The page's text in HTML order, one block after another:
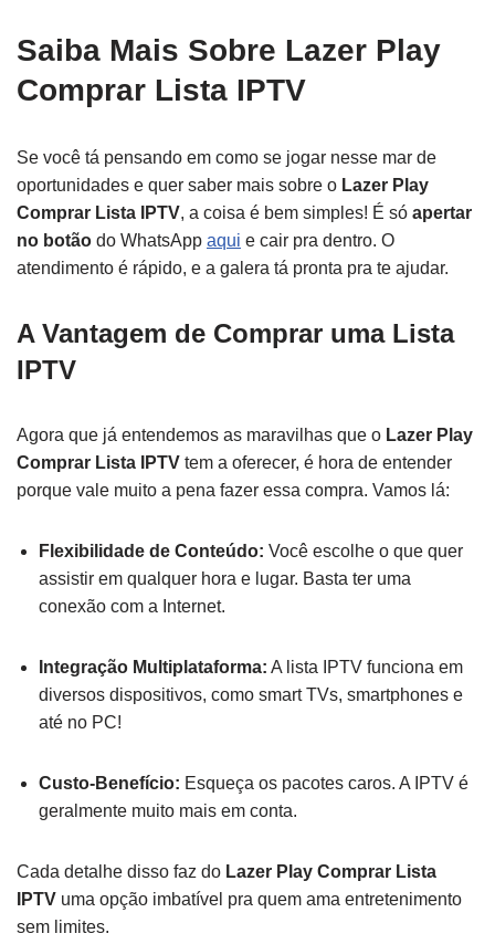
Saiba Mais Sobre Lazer Play
Comprar Lista IPTV
Se você tá pensando em como se jogar nesse mar de
oportunidades e quer saber mais sobre o Lazer Play
Comprar Lista IPTV, a coisa é bem simples! É só apertar
no botão do WhatsApp aqui e cair pra dentro. O
atendimento é rápido, e a galera tá pronta pra te ajudar.
A Vantagem de Comprar uma Lista
IPTV
Agora que já entendemos as maravilhas que o Lazer Play
Comprar Lista IPTV tem a oferecer, é hora de entender
porque vale muito a pena fazer essa compra. Vamos lá:
Flexibilidade de Conteúdo: Você escolhe o que quer
assistir em qualquer hora e lugar. Basta ter uma
conexão com a Internet.
Integração Multiplataforma: A lista IPTV funciona em
diversos dispositivos, como smart TVs, smartphones e
até no PC!
Custo-Benefício: Esqueça os pacotes caros. A IPTV é
geralmente muito mais em conta.
Cada detalhe disso faz do Lazer Play Comprar Lista
IPTV uma opção imbatível pra quem ama entretenimento
sem limites.